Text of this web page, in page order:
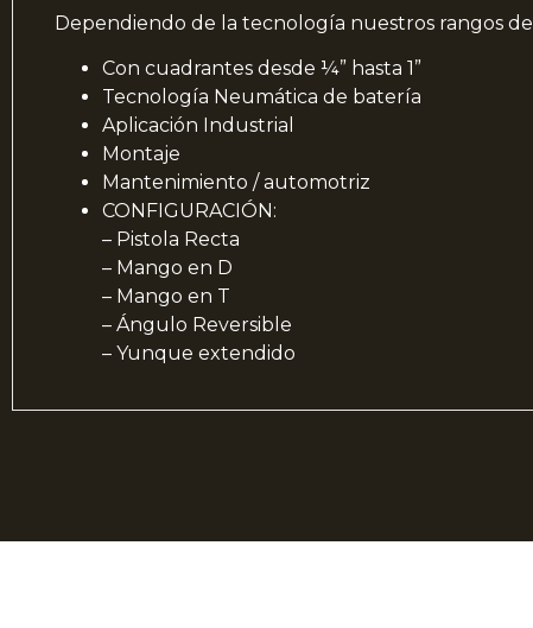
Dependiendo de la tecnología nuestros rangos
Con cuadrantes desde ¼” hasta 1”
Tecnología Neumática de batería
Aplicación Industrial
Montaje
Mantenimiento / automotriz
CONFIGURACIÓN:
– Pistola Recta
– Mango en D
– Mango en T
– Ángulo Reversible
– Yunque extendido